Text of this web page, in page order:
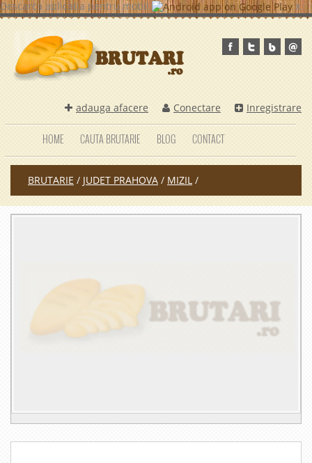
Descarca aplicatia pentru mobil x
adauga afacere Conectare Inregistrare
HOME CAUTA BRUTARIE BLOG CONTACT
BRUTARIE / JUDET PRAHOVA / MIZIL /